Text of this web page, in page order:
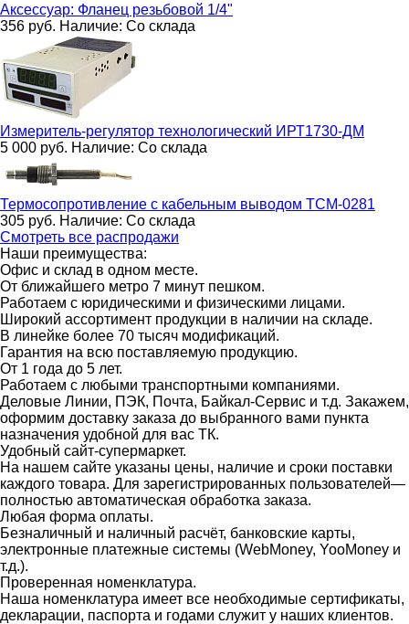
Аксессуар: Фланец резьбовой 1/4"
356 руб. Наличие: Со склада
Измеритель-регулятор технологический ИРТ1730-ДМ
5 000 руб. Наличие: Со склада
Термосопротивление с кабельным выводом ТСМ-0281
305 руб. Наличие: Со склада
Смотреть все распродажи
Наши преимущества:
Офис и склад в одном месте.
От ближайшего метро 7 минут пешком.
Работаем с юридическими и физическими лицами.
Широкий ассортимент продукции в наличии на складе.
В линейке более 70 тысяч модификаций.
Гарантия на всю поставляемую продукцию.
От 1 года до 5 лет.
Работаем с любыми транспортными компаниями.
Деловые Линии, ПЭК, Почта, Байкал-Сервис и т.д. Закажем,
оформим доставку заказа до выбранного вами пункта
назначения удобной для вас ТК.
Удобный сайт-супермаркет.
На нашем сайте указаны цены, наличие и сроки поставки
каждого товара. Для зарегистрированных пользователей—
полностью автоматическая обработка заказа.
Любая форма оплаты.
Безналичный и наличный расчёт, банковские карты,
электронные платежные системы (WebMoney, YooMoney и
т.д.).
Проверенная номенклатура.
Наша номенклатура имеет все необходимые сертификаты,
декларации, паспорта и годами служит у наших клиентов.